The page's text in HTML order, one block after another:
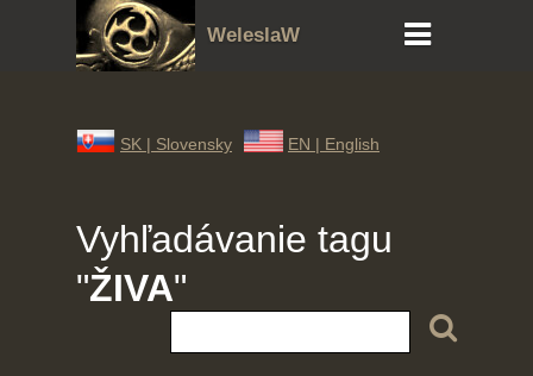
WeleslaW
SK | Slovensky EN | English
Vyhľadávanie tagu
"ŽIVA"